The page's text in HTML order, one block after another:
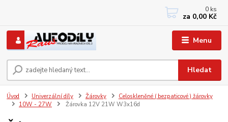
Menu
Hledat
+420 733767377
PO-PÁ: 8 - 12, 13 - 17
0 ks
za 0,00 Kč
Úvod Univerzální díly Žárovky
Celoskleněné ( bezpaticové ) žárovky
10W - 27W
Žárovka 12V 21W W3x16d